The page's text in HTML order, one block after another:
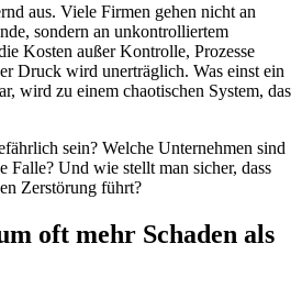
aus. Viele Firmen gehen nicht an
sondern an unkontrolliertem
Kosten außer Kontrolle, Prozesse
Druck wird unerträglich. Was einst ein
wird zu einem chaotischen System, das
sein? Welche Unternehmen sind
Falle? Und wie stellt man sicher, dass
Zerstörung führt?
oft mehr Schaden als